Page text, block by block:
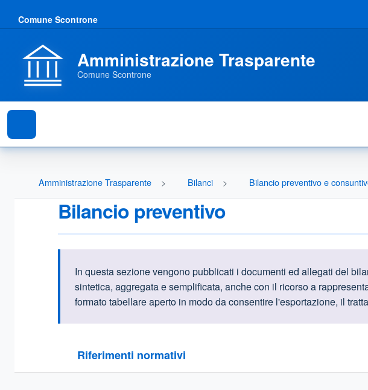
Comune Scontrone
Amministrazione Trasparente
Comune Scontrone
Amministrazione Trasparente Bilanci Bilancio preventivo e
Bilancio preventivo
Informazioni introduttive
In questa sezione vengono pubblicati i documenti ed allegati del
sintetica, aggregata e semplificata, anche con il ricorso a
formato tabellare aperto in modo da consentire l'esportazione, il
Riferimenti normativi
Sezione compressa